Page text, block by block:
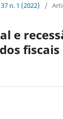
n. 1 (2022) /
e